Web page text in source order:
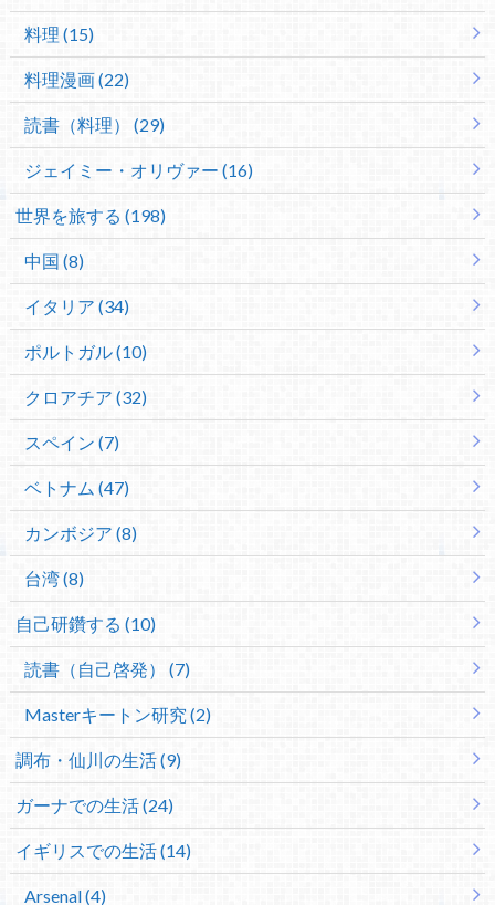
料理 (15)
料理漫画 (22)
読書（料理） (29)
ジェイミー・オリヴァー (16)
世界を旅する (198)
中国 (8)
イタリア (34)
ポルトガル (10)
クロアチア (32)
スペイン (7)
ベトナム (47)
カンボジア (8)
台湾 (8)
自己研鑽する (10)
読書（自己啓発） (7)
Masterキートン研究 (2)
調布・仙川の生活 (9)
ガーナでの生活 (24)
イギリスでの生活 (14)
Arsenal (4)